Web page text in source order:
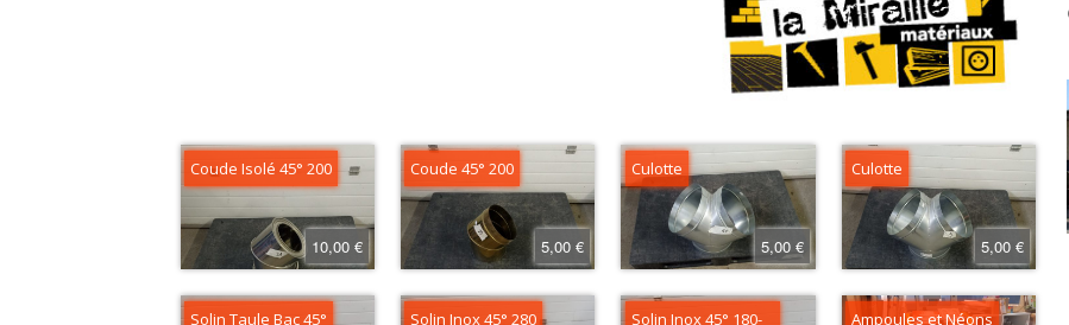
Coude Isolé 45° 200
10,00 €
Coude 45° 200
5,00 €
Culotte
5,00 €
Culotte
5,00 €
Solin Taule Bac 45° Solin Inox 45° 280 Solin Inox 45° 180- Ampoules et Néons